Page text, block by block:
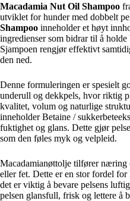
Macadamia Nut Oil Shampoo
utviklet for hunder med dobbelt
Shampoo inneholder et høyt
ingredienser som bidrar til å
Sjampoen rengjør effektivt
den ned.
Denne formuleringen er spesielt
underull og dekkpels, hvor riktig
kvalitet, volum og naturlige
inneholder Betaine /
fuktighet og glans. Dette gjør
som den føles myk og velpleid.
Macadamianøttolje tilfører næring
eller fet. Dette er en stor fordel
det er viktig å bevare pelsens
pelsen glansfull, frisk og lettere å